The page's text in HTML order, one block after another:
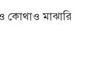
কোথাও মাঝারি